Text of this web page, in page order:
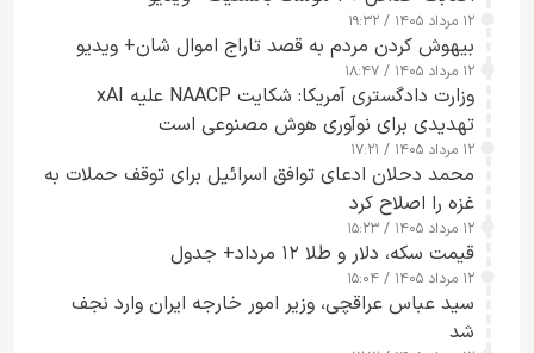
۱۲ مرداد ۱۴۰۵ / ۱۹:۳۲
بیهوش کردن مردم به قصد تاراج اموال شان+ ویدیو
۱۲ مرداد ۱۴۰۵ / ۱۸:۴۷
وزارت دادگستری آمریکا: شکایت NAACP علیه xAI
تهدیدی برای نوآوری هوش مصنوعی است
۱۲ مرداد ۱۴۰۵ / ۱۷:۲۱
محمد دحلان ادعای توافق اسرائیل برای توقف حملات به
غزه را اصلاح کرد
۱۲ مرداد ۱۴۰۵ / ۱۵:۲۳
قیمت سکه، دلار و طلا ۱۲ مرداد+ جدول
۱۲ مرداد ۱۴۰۵ / ۱۵:۰۴
سید عباس عراقچی، وزیر امور خارجه ایران وارد نجف
شد